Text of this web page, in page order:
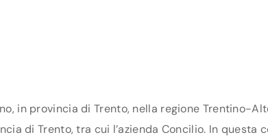
in provincia di Trento, nella regione Trentino-
di Trento, tra cui l’azienda Concilio. In questa